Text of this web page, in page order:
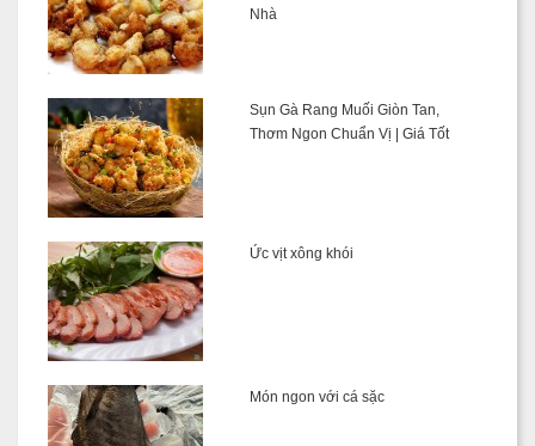
Nhà
Sụn Gà Rang Muối Giòn Tan,
Thơm Ngon Chuẩn Vị | Giá Tốt
Ức vịt xông khói
Món ngon với cá sặc